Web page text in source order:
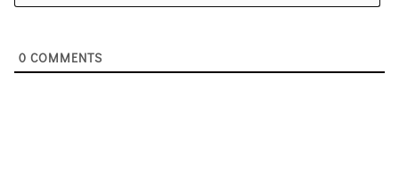
0 COMMENTS